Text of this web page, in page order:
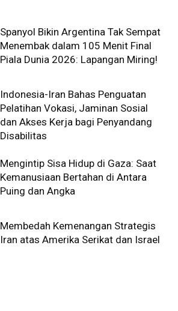
Spanyol Bikin Argentina Tak Sempat
Menembak dalam 105 Menit Final
Piala Dunia 2026: Lapangan Miring!
Indonesia-Iran Bahas Penguatan
Pelatihan Vokasi, Jaminan Sosial
dan Akses Kerja bagi Penyandang
Disabilitas
Mengintip Sisa Hidup di Gaza: Saat
Kemanusiaan Bertahan di Antara
Puing dan Angka
Membedah Kemenangan Strategis
Iran atas Amerika Serikat dan Israel